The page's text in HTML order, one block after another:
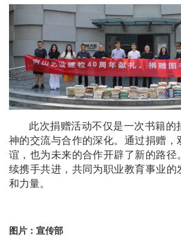
此次捐赠活动不仅是一次书籍的
神的交流与合作的深化。通过捐赠，
谊，也为未来的合作开辟了新的路径
续携手共进，共同为职业教育事业的
和力量。
图片：宣传部